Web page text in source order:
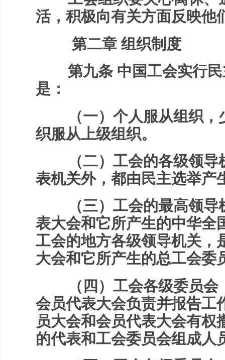
活，积极向有关方面反映他
第二章 组织制度
第九条 中国工会实行民
是：
（一）个人服从组织，
织服从上级组织。
（二）工会的各级领导
表机关外，都由民主选举产
（三）工会的最高领导
表大会和它所产生的中华全
工会的地方各级领导机关，
大会和它所产生的总工会委
（四）工会各级委员会
会员代表大会负责并报告工
员大会和会员代表大会有权
的代表和工会委员会组成人